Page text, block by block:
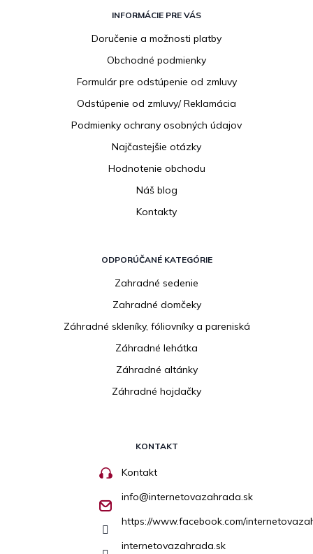
INFORMÁCIE PRE VÁS
Doručenie a možnosti platby
Obchodné podmienky
Formulár pre odstúpenie od zmluvy
Odstúpenie od zmluvy/ Reklamácia
Podmienky ochrany osobných údajov
Najčastejšie otázky
Hodnotenie obchodu
Náš blog
Kontakty
ODPORÚČANÉ KATEGÓRIE
Zahradné sedenie
Zahradné domčeky
Záhradné skleníky, fóliovníky a pareniská
Záhradné lehátka
Záhradné altánky
Záhradné hojdačky
KONTAKT
Kontakt
info@internetovazahrada.sk
https://www.facebook.com/
internetovazahrada.sk